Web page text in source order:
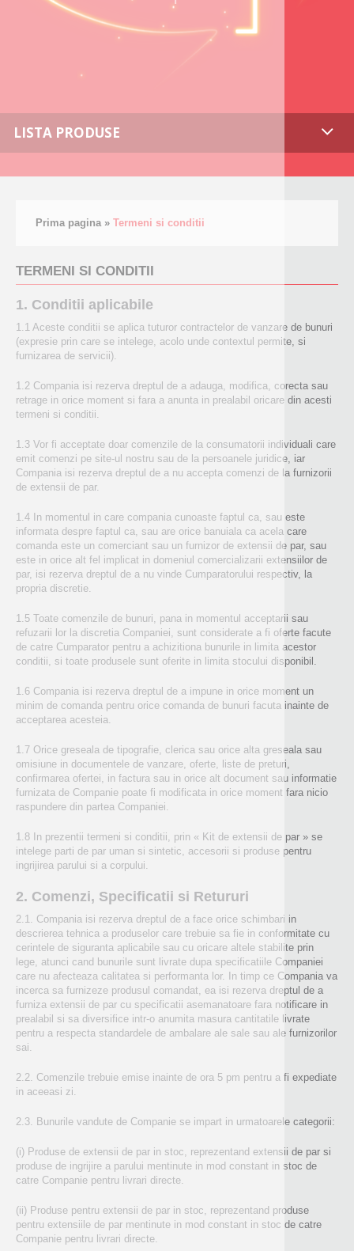
LISTA PRODUSE
Prima pagina» Termeni si conditii
TERMENI SI CONDITII
1. Conditii aplicabile
1.1 Aceste conditii se aplica tuturor contractelor de vanzare de bunuri
(expresie prin care se intelege, acolo unde contextul permite, si
furnizarea de servicii).
1.2 Compania isi rezerva dreptul de a adauga, modifica, corecta sau
retrage in orice moment si fara a anunta in prealabil oricare din acesti
termeni si conditii.
1.3 Vor fi acceptate doar comenzile de la consumatorii individuali care
emit comenzi pe site-ul nostru sau de la persoanele juridice, iar
Compania isi rezerva dreptul de a nu accepta comenzi de la furnizorii
de extensii de par.
1.4 In momentul in care compania cunoaste faptul ca, sau este
informata despre faptul ca, sau are orice banuiala ca acela care
comanda este un comerciant sau un furnizor de extensii de par, sau
este in orice alt fel implicat in domeniul comercializarii extensiilor de
par, isi rezerva dreptul de a nu vinde Cumparatorului respectiv, la
propria discretie.
1.5 Toate comenzile de bunuri, pana in momentul acceptarii sau
refuzarii lor la discretia Companiei, sunt considerate a fi oferte facute
de catre Cumparator pentru a achizitiona bunurile in limita acestor
conditii, si toate produsele sunt oferite in limita stocului disponibil.
1.6 Compania isi rezerva dreptul de a impune in orice moment un
minim de comanda pentru orice comanda de bunuri facuta inainte de
acceptarea acesteia.
1.7 Orice greseala de tipografie, clerica sau orice alta greseala sau
omisiune in documentele de vanzare, oferte, liste de preturi,
confirmarea ofertei, in factura sau in orice alt document sau informatie
furnizata de Companie poate fi modificata in orice moment fara nicio
raspundere din partea Companiei.
1.8 In prezentii termeni si conditii, prin « Kit de extensii de par » se
intelege parti de par uman si sintetic, accesorii si produse pentru
ingrijirea parului si a corpului.
2. Comenzi, Specificatii si Retururi
2.1. Compania isi rezerva dreptul de a face orice schimbari in
descrierea tehnica a produselor care trebuie sa fie in conformitate cu
cerintele de siguranta aplicabile sau cu oricare altele stabilite prin
lege, atunci cand bunurile sunt livrate dupa specificatiile Companiei
care nu afecteaza calitatea si performanta lor. In timp ce Compania va
incerca sa furnizeze produsul comandat, ea isi rezerva dreptul de a
furniza extensii de par cu specificatii asemanatoare fara notificare in
prealabil si sa diversifice intr-o anumita masura cantitatile livrate
pentru a respecta standardele de ambalare ale sale sau ale furnizorilor
sai.
2.2. Comenzile trebuie emise inainte de ora 5 pm pentru a fi expediate
in aceeasi zi.
2.3. Bunurile vandute de Companie se impart in urmatoarele categorii:
(i) Produse de extensii de par in stoc, reprezentand extensii de par si
produse de ingrijire a parului mentinute in mod constant in stoc de
catre Companie pentru livrari directe.
(ii) Produse pentru extensii de par in stoc, reprezentand produse
pentru extensiile de par mentinute in mod constant in stoc de catre
Companie pentru livrari directe.